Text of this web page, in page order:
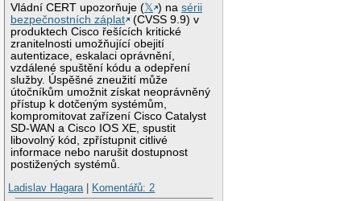
Vládní CERT upozorňuje (𝕏 ) nasérii
bezpečnostních záplat
(CVSS 9.9) v
produktech Cisco řešících kritické
zranitelnosti umožňující obejití
autentizace, eskalaci oprávnění,
vzdálené spuštění kódu a odepření
služby. Úspěšné zneužití může
útočníkům umožnit získat neoprávněný
přístup k dotčeným systémům,
kompromitovat zařízení Cisco Catalyst
SD-WAN a Cisco IOS XE, spustit
libovolný kód, zpřístupnit citlivé
informace nebo narušit dostupnost
postižených systémů.
Ladislav Hagara| Komentářů: 2